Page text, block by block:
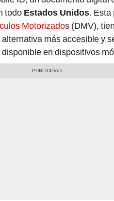
todo Estados Unidos. Esta
Motorizados (DMV),
más accesible y
en dispositivos